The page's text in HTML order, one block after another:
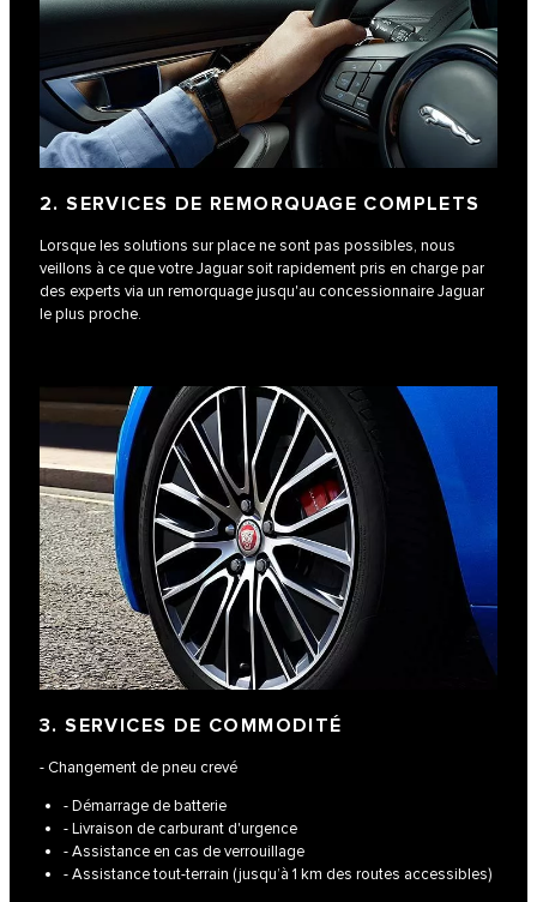
2. SERVICES DE REMORQUAGE COMPLETS
Lorsque les solutions sur place ne sont pas possibles, nous
veillons à ce que votre Jaguar soit rapidement pris en charge par
des experts via un remorquage jusqu'au concessionnaire Jaguar
le plus proche.
3. SERVICES DE COMMODITÉ
- Changement de pneu crevé
- Démarrage de batterie
- Livraison de carburant d'urgence
- Assistance en cas de verrouillage
- Assistance tout-terrain (jusqu’à 1 km des routes accessibles)